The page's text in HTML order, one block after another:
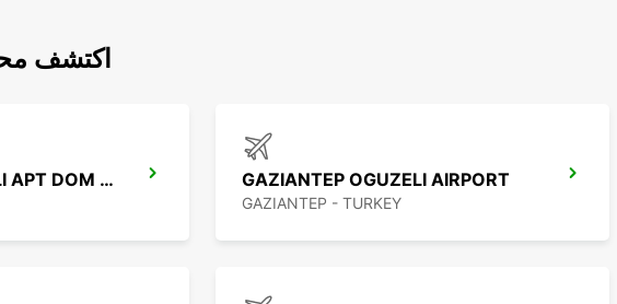
اكتشف
GAZIANTEP OGUZELI APT DOM ARRIVALS GAZIANTEP OGUZELI AIRPORT
GAZIANTEP - TURKEY